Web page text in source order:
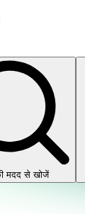
मदद से खोजें